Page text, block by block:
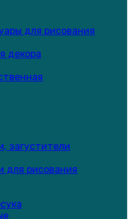
для рисования
декора
загустители
для рисования